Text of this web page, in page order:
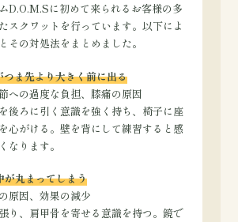
D.O.M.Sに初めて来られるお客様の多
スクワットを行っています。以下によ
その対処法をまとめました。
つま先より大きく前に出る
への過度な負担、膝痛の原因
後ろに引く意識を強く持ち、椅子に座
心がける。壁を背にして練習すると感
なります。
が丸まってしまう
原因、効果の減少
り、肩甲骨を寄せる意識を持つ。鏡で